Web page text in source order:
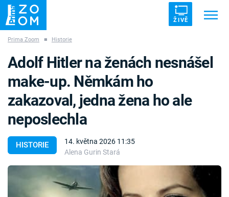
ŽIVĚ
ZÁHADY VETŘELCI DÁVNOVĚKU
Témata
Témata
Pořady
Prima Zoom ■ Historie
HISTORIE
14. května 2026 11:35
Alena Gurin Stará
Adolf Hitler na ženách nesnášel
make-up. Němkám ho
zakazoval, jedna žena ho ale
neposlechla